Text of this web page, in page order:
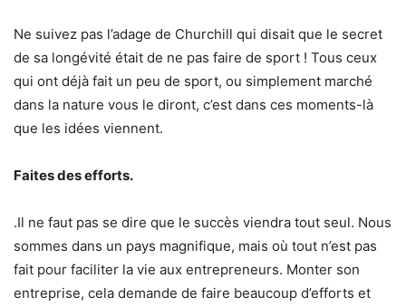
Ne suivez pas l’adage de Churchill qui disait que le secret
de sa longévité était de ne pas faire de sport ! Tous ceux
qui ont déjà fait un peu de sport, ou simplement marché
dans la nature vous le diront, c’est dans ces moments-là
que les idées viennent.
Faites des efforts.
.Il ne faut pas se dire que le succès viendra tout seul. Nous
sommes dans un pays magnifique, mais où tout n’est pas
fait pour faciliter la vie aux entrepreneurs. Monter son
entreprise, cela demande de faire beaucoup d’efforts et